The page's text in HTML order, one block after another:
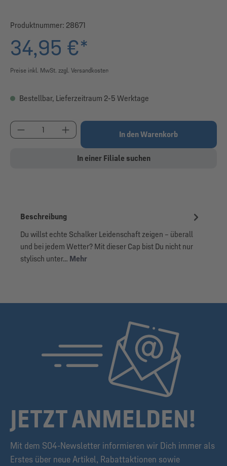
Produktnummer: 28671
34,95 €*
Preise inkl. MwSt. zzgl. Versandkosten
Bestellbar, Lieferzeitraum 2-5 Werktage
Produkt Anzahl: Gib den gewünschten Wert ein
In den Warenkorb
In einer Filiale suchen
Beschreibung
Du willst echte Schalker Leidenschaft zeigen – überall
und bei jedem Wetter? Mit dieser Cap bist Du nicht nur
stylisch unter… Mehr
JETZT ANMELDEN!
Mit dem S04-Newsletter informieren wir Dich immer als
Erstes über neue Artikel, Rabattaktionen sowie